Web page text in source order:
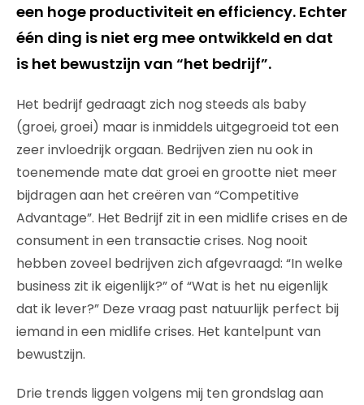
een hoge productiviteit en efficiency. Echter
één ding is niet erg mee ontwikkeld en dat
is het bewustzijn van “het bedrijf”.
Het bedrijf gedraagt zich nog steeds als baby
(groei, groei) maar is inmiddels uitgegroeid tot een
zeer invloedrijk orgaan. Bedrijven zien nu ook in
toenemende mate dat groei en grootte niet meer
bijdragen aan het creëren van “Competitive
Advantage”. Het Bedrijf zit in een midlife crises en de
consument in een transactie crises. Nog nooit
hebben zoveel bedrijven zich afgevraagd: “In welke
business zit ik eigenlijk?” of “Wat is het nu eigenlijk
dat ik lever?” Deze vraag past natuurlijk perfect bij
iemand in een midlife crises. Het kantelpunt van
bewustzijn.
Drie trends liggen volgens mij ten grondslag aan